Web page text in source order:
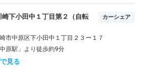
崎下小田中１丁目第２（自転
カーシェア
市中原区下小田中１丁目２３ー１７
原駅」より徒歩約9分
見る